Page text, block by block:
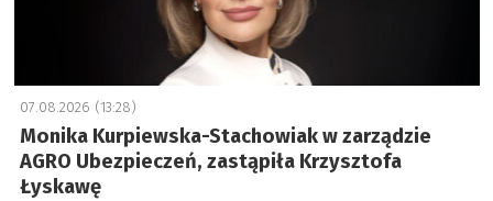
07.08.2026 (13:28)
Monika Kurpiewska-Stachowiak w zarządzie
AGRO Ubezpieczeń, zastąpiła Krzysztofa
Łyskawę